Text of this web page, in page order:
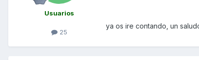
Usuarios
25
ya os ire contando, un